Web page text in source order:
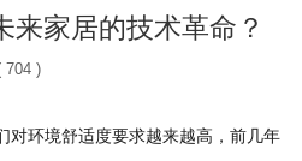
来家居的技术革命？
704 )
对环境舒适度要求越来越高，前几年